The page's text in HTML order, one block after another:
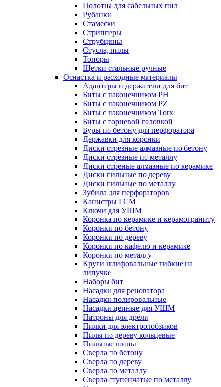
Полотна для сабельных пил
Рубанки
Стамески
Стрипперы
Струбцины
Стусла, пилы
Топоры
Щетки стальные ручные
Оснастка и расходные материалы
Адаптеры и держатели для бит
Биты с наконечником PH
Биты с наконечником PZ
Биты с наконечником Torx
Биты с торцевой головкой
Буры по бетону для перфоратора
Державки для коронки
Диски отрезные алмазные по бетону
Диски отрезные по металлу
Диски отреные алмазные по керамике
Диски пильные по дереву
Диски пильные по металлу
Зубила для перфораторов
Канистры ГСМ
Ключи для УШМ
Коронка по керамике и керамограниту
Коронки по бетону
Коронки по дереву
Коронки по кафелю и керамике
Коронки по металлу
Круги шлифовальные гибкие на
липучке
Наборы бит
Насадки для реноватора
Насадки полировальные
Насадки цепные для УШМ
Патроны для дрели
Пилки для электролобзиков
Пилы по дереву кольцевые
Пильные шины
Сверла по бетону
Сверла по дереву
Сверла по металлу
Сверла ступенчатые по металлу